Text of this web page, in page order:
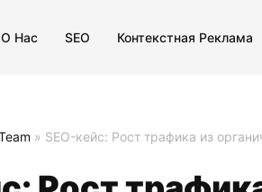
О Нас SEO Контекстная Реклама
» SEO-кейс: Рост трафика из